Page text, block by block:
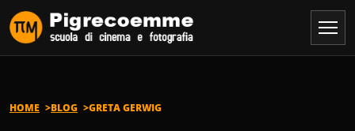
Vai al contenuto
HOME BLOG GRETA GERWIG